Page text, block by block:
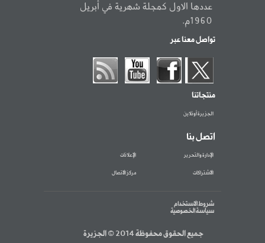
عددها الاول كمجلة شهرية في أبريل
1960م.
تواصل معنا عبر
منتجاتنا
الجزيرة أونلاين
اتصل بنا
الإدارة والتحرير الإعلانات
الاشتراكات مركز الاتصال
شروط الاستخدام
سياسة الخصوصية
جميع الحقوق محفوظة 2014 © الجزيرة